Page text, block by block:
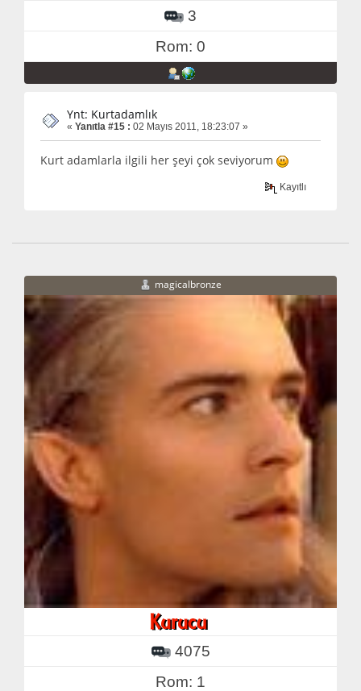
3
Rom: 0
Ynt: Kurtadamlık
« Yanıtla #15 : 02 Mayıs 2011, 18:23:07 »
Kurt adamlarla ilgili her şeyi çok seviyorum
Kayıtlı
magicalbronze
4075
Rom: 1